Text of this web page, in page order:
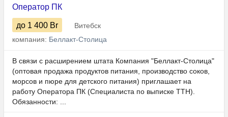
Оператор ПК
до 1 400 Br
Витебск
компания: Беллакт-Столица
В связи с расширением штата Компания "Беллакт-Столица"
(оптовая продажа продуктов питания, производство соков,
морсов и пюре для детского питания) приглашает на
работу Оператора ПК (Специалиста по выписке ТТН).
Обязанности: ...